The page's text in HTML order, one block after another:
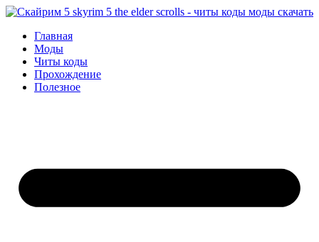
Перейти
содержимому
Главная
Моды
Читы коды
Прохождение
Полезное